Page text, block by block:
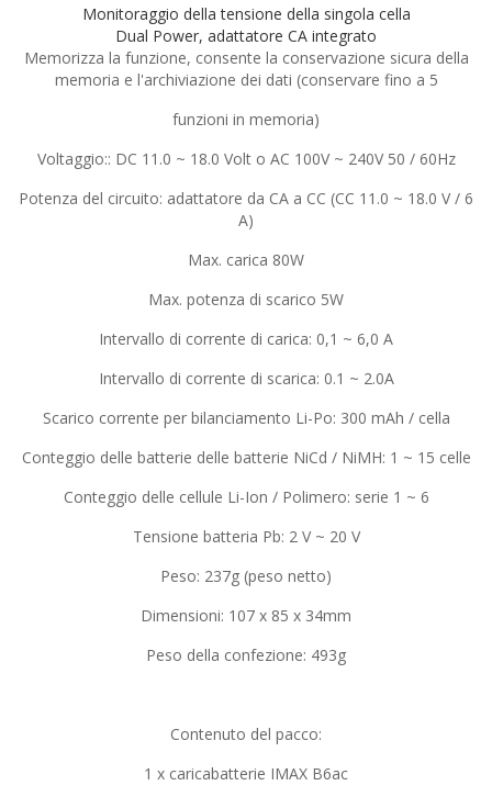
Monitoraggio della tensione della singola cella
Dual Power, adattatore CA integrato
Memorizza la funzione, consente la conservazione sicura della
memoria e l'archiviazione dei dati (conservare fino a 5
funzioni in memoria)
Voltaggio:: DC 11.0 ~ 18.0 Volt o AC 100V ~ 240V 50 / 60Hz
Potenza del circuito: adattatore da CA a CC (CC 11.0 ~ 18.0 V / 6
A)
Max. carica 80W
Max. potenza di scarico 5W
Intervallo di corrente di carica: 0,1 ~ 6,0 A
Intervallo di corrente di scarica: 0.1 ~ 2.0A
Scarico corrente per bilanciamento Li-Po: 300 mAh / cella
Conteggio delle batterie delle batterie NiCd / NiMH: 1 ~ 15 celle
Conteggio delle cellule Li-Ion / Polimero: serie 1 ~ 6
Tensione batteria Pb: 2 V ~ 20 V
Peso: 237g (peso netto)
Dimensioni: 107 x 85 x 34mm
Peso della confezione: 493g
Contenuto del pacco:
1 x caricabatterie IMAX B6ac